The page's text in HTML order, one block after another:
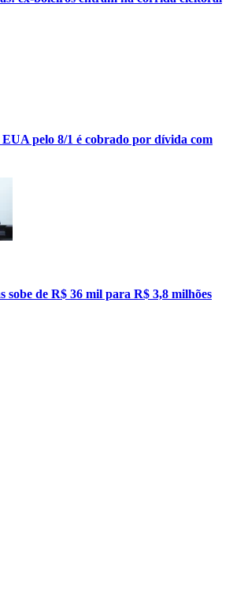
pelo 8/1 é cobrado por dívida com
sobe de R$ 36 mil para R$ 3,8 milhões